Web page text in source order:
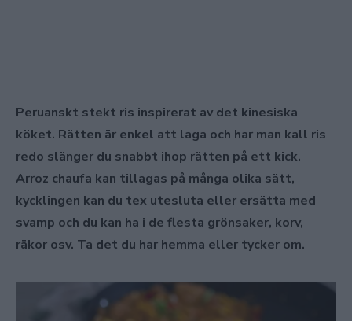
Peruanskt stekt ris inspirerat av det kinesiska
köket. Rätten är enkel att laga och har man kall ris
redo slänger du snabbt ihop rätten på ett kick.
Arroz chaufa kan tillagas på många olika sätt,
kycklingen kan du tex utesluta eller ersätta med
svamp och du kan ha i de flesta grönsaker, korv,
räkor osv. Ta det du har hemma eller tycker om.